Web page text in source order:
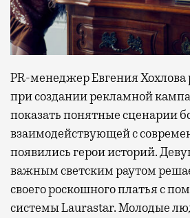
PR-менеджер Евгения Хохлова
при создании рекламной
показать понятные сценарии
взаимодействующей с
появились герои историй.
важным светским раутом
своего роскошного платья с
системы Laurastar. Молодые